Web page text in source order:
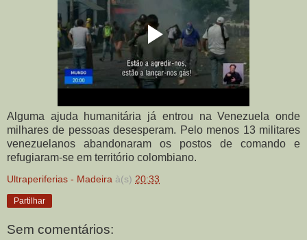
Alguma ajuda humanitária já entrou na Venezuela onde
milhares de pessoas desesperam. Pelo menos 13 militares
venezuelanos abandonaram os postos de comando e
refugiaram-se em território colombiano.
Ultraperiferias - Madeira à(s) 20:33
Partilhar
Sem comentários: